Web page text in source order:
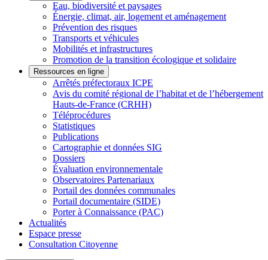
Eau, biodiversité et paysages
Énergie, climat, air, logement et aménagement
Prévention des risques
Transports et véhicules
Mobilités et infrastructures
Promotion de la transition écologique et solidaire
Ressources en ligne
Arrêtés préfectoraux ICPE
Avis du comité régional de l’habitat et de l’hébergement
Hauts-de-France (CRHH)
Téléprocédures
Statistiques
Publications
Cartographie et données SIG
Dossiers
Évaluation environnementale
Observatoires Partenariaux
Portail des données communales
Portail documentaire (SIDE)
Porter à Connaissance (PAC)
Actualités
Espace presse
Consultation Citoyenne